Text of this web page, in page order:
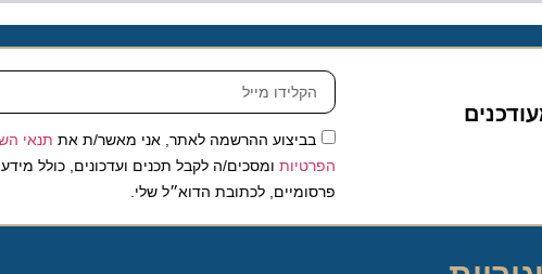
בביצוע ההרשמה לאתר, אני מאשר/ת אתתנאי השימוש
הפרטיותומסכים/ה לקבל תכנים ועדכונים, כולל מידע על
פרסומיים, לכתובת הדוא״ל שלי.